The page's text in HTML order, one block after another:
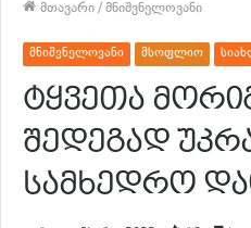
მთავარი/მნიშვნელოვანი
მნიშვნელოვანი მსოფლიო
ტყვეთა
შედეგად
სამხედრო